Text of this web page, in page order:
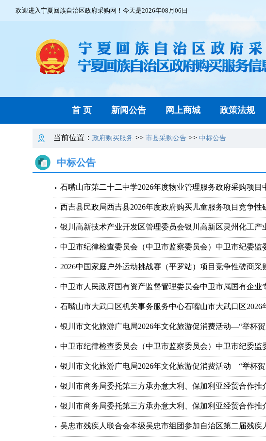
欢迎进入宁夏回族自治区政府采购网！今天是2026年08月06日
首 页 新闻公告 网上商城 政策法规
当前位置： 政府购买服务 >> 市县采购公告 >> 中标公告
中标公告
石嘴山市第二十二中学2026年度物业管理服务政府采购项目
西吉县民政局西吉县2026年度政府购买儿童服务项目竞争性
银川高新技术产业开发区管理委员会银川高新区灵州化工
中卫市纪律检查委员会（中卫市监察委员会）中卫市纪委
2026中国家庭户外运动挑战赛（平罗站）项目竞争性磋商采
中卫市人民政府国有资产监督管理委员会中卫市属国有企业
石嘴山市大武口区机关事务服务中心石嘴山市大武口区
银川市文化旅游广电局2026年文化旅游促消费活动—“举杯
中卫市纪律检查委员会（中卫市监察委员会）中卫市纪委
银川市文化旅游广电局2026年文化旅游促消费活动—“举杯
银川市商务局委托第三方承办意大利、保加利亚经贸合作
银川市商务局委托第三方承办意大利、保加利亚经贸合作
吴忠市残疾人联合会本级吴忠市组团参加自治区第二届残